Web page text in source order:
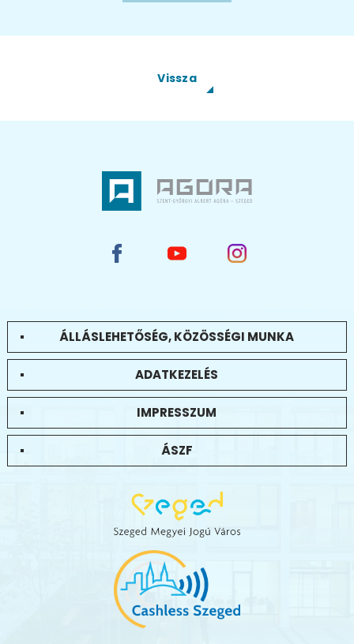
Vissza
ÁLLÁSLEHETŐSÉG, KÖZÖSSÉGI MUNKA
ADATKEZELÉS
IMPRESSZUM
ÁSZF